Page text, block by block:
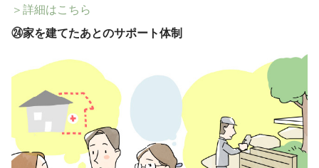
＞詳細はこちら
㉔家を建てたあとのサポート体制